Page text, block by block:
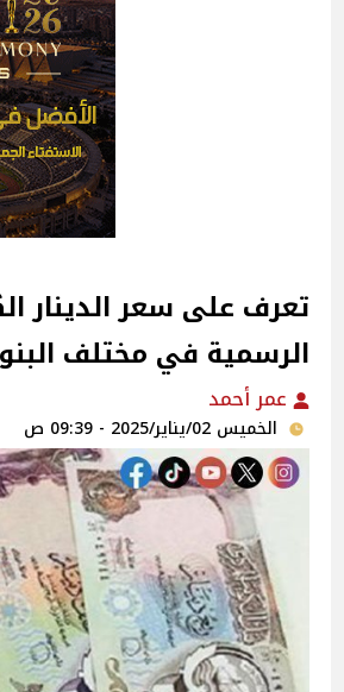
تعرف على سعر الدينار
الرسمية في مختلف
عمر أحمد
الخميس 02/يناير/2025 - 09:39 ص